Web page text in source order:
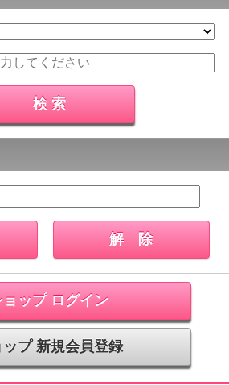
ョップ ログイン
ップ 新規会員登録